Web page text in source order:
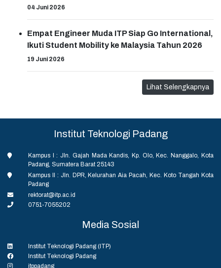
04 Juni 2026
Empat Engineer Muda ITP Siap Go International,
Ikuti Student Mobility ke Malaysia Tahun 2026
19 Juni 2026
Lihat Selengkapnya
Institut Teknologi Padang
Kampus I : Jln. Gajah Mada Kandis, Kp. Olo, Kec. Nanggalo, Kota
Padang, Sumatera Barat 25143
Kampus II : Jln. DPR, Kelurahan Aia Pacah, Kec. Koto Tangah Kota
Padang
rektorat@itp.ac.id
0751-7055202
Media Sosial
Institut Teknologi Padang (ITP)
Institut Teknologi Padang
itppadang